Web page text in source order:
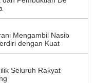
Mengambil Nasib
dengan Kuat
Seluruh Rakyat